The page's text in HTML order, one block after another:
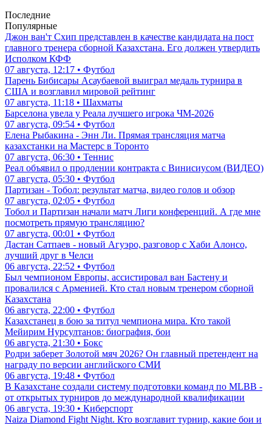
Последние
Популярные
Джон ван'т Схип представлен в качестве кандидата на пост
главного тренера сборной Казахстана. Его должен утвердить
Исполком КФФ
07 августа, 12:17 • Футбол
Парень Бибисары Асаубаевой выиграл медаль турнира в
США и возглавил мировой рейтинг
07 августа, 11:18 • Шахматы
Барселона увела у Реала лучшего игрока ЧМ-2026
07 августа, 09:54 • Футбол
Елена Рыбакина - Энн Ли. Прямая трансляция матча
казахстанки на Мастерс в Торонто
07 августа, 06:30 • Теннис
Реал объявил о продлении контракта с Винисиусом (ВИДЕО)
07 августа, 05:30 • Футбол
Партизан - Тобол: результат матча, видео голов и обзор
07 августа, 02:05 • Футбол
Тобол и Партизан начали матч Лиги конференций. А где мне
посмотреть прямую трансляцию?
07 августа, 00:01 • Футбол
Дастан Сатпаев - новый Агуэро, разговор с Хаби Алонсо,
лучший друг в Челси
06 августа, 22:52 • Футбол
Был чемпионом Европы, ассистировал ван Бастену и
провалился с Арменией. Кто стал новым тренером сборной
Казахстана
06 августа, 22:00 • Футбол
Казахстанец в бою за титул чемпиона мира. Кто такой
Мейирим Нурсултанов: биография, бои
06 августа, 21:30 • Бокс
Родри заберет Золотой мяч 2026? Он главный претендент на
награду по версии английского СМИ
06 августа, 19:48 • Футбол
В Казахстане создали систему подготовки команд по MLBB -
от открытых турниров до международной квалификации
06 августа, 19:30 • Киберспорт
Naiza Diamond Fight Night. Кто возглавит турнир, какие бои и